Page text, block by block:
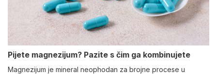
Pijete magnezijum? Pazite s čim ga kombinujete
Magnezijum je mineral neophodan za brojne procese u